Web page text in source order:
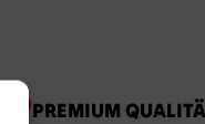
PREMIUM